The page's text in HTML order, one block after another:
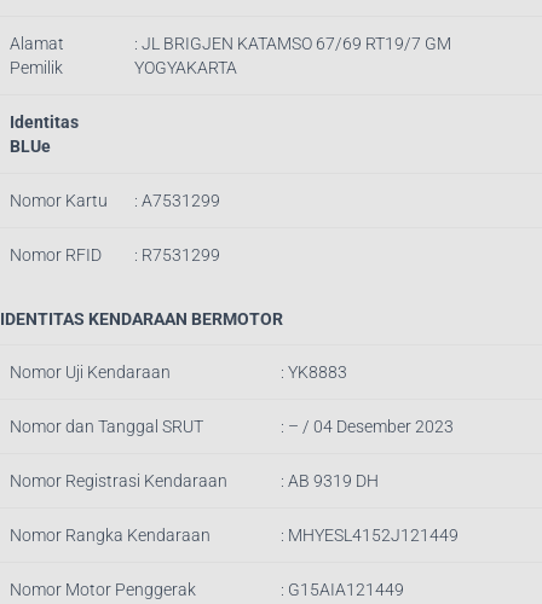
Alamat
Pemilik
: JL BRIGJEN KATAMSO 67/69 RT19/7 GM
YOGYAKARTA
Identitas
BLUe
Nomor Kartu : A7531299
Nomor RFID : R7531299
IDENTITAS KENDARAAN BERMOTOR
Nomor Uji Kendaraan : YK8883
Nomor dan Tanggal SRUT : – / 04 Desember 2023
Nomor Registrasi Kendaraan : AB 9319 DH
Nomor Rangka Kendaraan : MHYESL4152J121449
Nomor Motor Penggerak : G15AIA121449